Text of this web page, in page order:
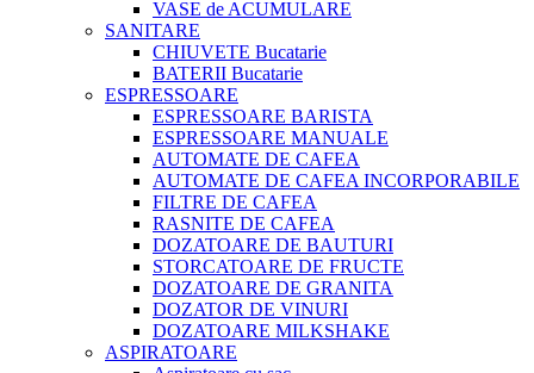
VASE de ACUMULARE
SANITARE
CHIUVETE Bucatarie
BATERII Bucatarie
ESPRESSOARE
ESPRESSOARE BARISTA
ESPRESSOARE MANUALE
AUTOMATE DE CAFEA
AUTOMATE DE CAFEA INCORPORABILE
FILTRE DE CAFEA
RASNITE DE CAFEA
DOZATOARE DE BAUTURI
STORCATOARE DE FRUCTE
DOZATOARE DE GRANITA
DOZATOR DE VINURI
DOZATOARE MILKSHAKE
ASPIRATOARE